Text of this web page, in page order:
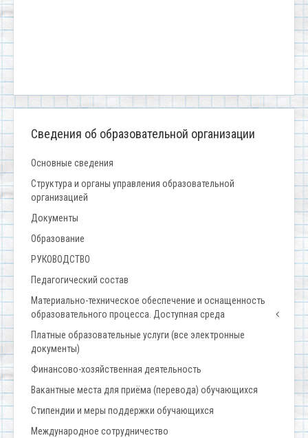
Сведения об образовательной организации
Основные сведения
Структура и органы управления образовательной
организацией
Документы
Образование
РУКОВОДСТВО
Педагогический состав
Материально-техническое обеспечение и оснащенность
образовательного процесса. Доступная среда
Платные образовательные услуги (все электронные
документы)
Финансово-хозяйственная деятельность
Вакантные места для приёма (перевода) обучающихся
Стипендии и меры поддержки обучающихся
Международное сотрудничество